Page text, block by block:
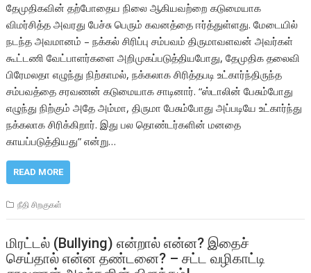
தேமுதிகவின் தற்போதைய நிலை ஆகியவற்றை கடுமையாக
விமர்சித்த அவரது பேச்சு பெரும் கவனத்தை ஈர்த்துள்ளது. மேடையில்
நடந்த அவமானம் – நக்கல் சிரிப்பு சம்பவம் திருமாவளவன் அவர்கள்
கூட்டணி வேட்பாளர்களை அறிமுகப்படுத்தியபோது, தேமுதிக தலைவி
பிரேமலதா எழுந்து நிற்காமல், நக்கலாக சிரித்தபடி உட்கார்ந்திருந்த
சம்பவத்தை சரவணன் கடுமையாக சாடினார். “ஸ்டாலின் பேசும்போது
எழுந்து நிற்கும் அதே அம்மா, திருமா பேசும்போது அப்படியே உட்கார்ந்து
நக்கலாக சிரிக்கிறார். இது பல தொண்டர்களின் மனதை
காயப்படுத்தியது” என்று…
READ MORE
நீதி சிறகுகள்
மிரட்டல் (Bullying) என்றால் என்ன? இதைச்
செய்தால் என்ன தண்டனை? – சட்ட வழிகாட்டி